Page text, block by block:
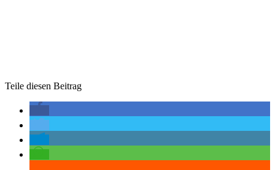
Teile diesen Beitrag